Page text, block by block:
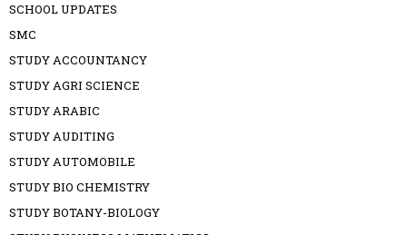
SCHOOL UPDATES
SMC
STUDY ACCOUNTANCY
STUDY AGRI SCIENCE
STUDY ARABIC
STUDY AUDITING
STUDY AUTOMOBILE
STUDY BIO CHEMISTRY
STUDY BOTANY-BIOLOGY